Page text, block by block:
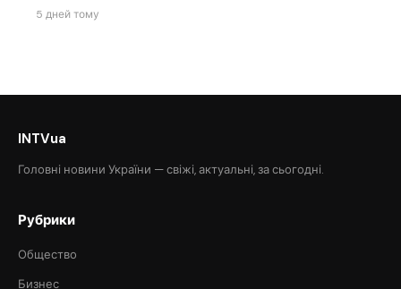
5 дней тому
INTVua
Головні новини України — свіжі, актуальні, за сьогодні.
Рубрики
Общество
Бизнес